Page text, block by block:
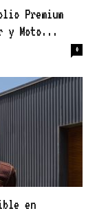
Premium
y Moto...
0
en